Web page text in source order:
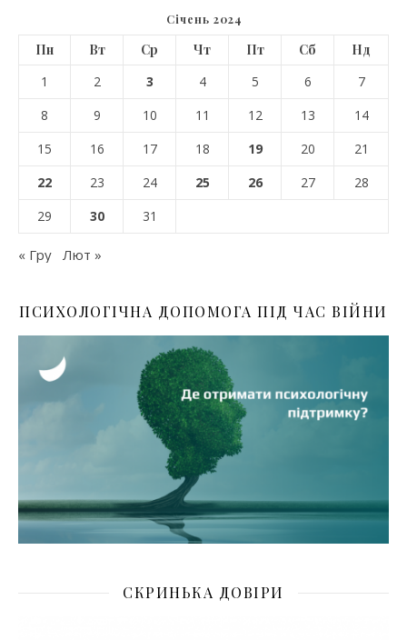
Січень 2024
Пн Вт Ср Чт Пт Сб
Нд
1
2 3 4 5 6
7
8
9 10 11 12 13
14
15
16 17 18 19 20
21
22
23 24 25 26 27
28
29
30 31
« Гру Лют »
ПСИХОЛОГІЧНА ДОПОМОГА ПІД ЧАС ВІЙНИ
СКРИНЬКА ДОВІРИ